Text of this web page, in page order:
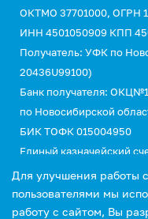
ОКТМО 37701000, ОГРН
ИНН 4501050909 КПП
Получатель: УФК по
20436U99100)
Банк получателя:
по Новосибирской
БИК ТОФК 015004950
Единый казначейский
Казначейский счет
КБК
УИН 0
Для улучшения работы
пользователями мы
работу с сайтом, Вы